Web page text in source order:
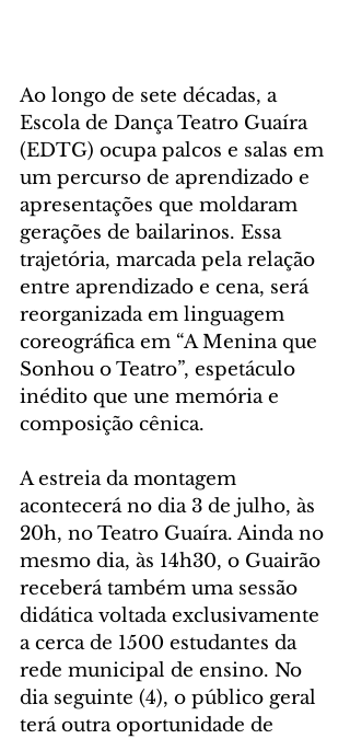
Ao longo de sete décadas, a
Escola de Dança Teatro Guaíra
(EDTG) ocupa palcos e salas em
um percurso de aprendizado e
apresentações que moldaram
gerações de bailarinos. Essa
trajetória, marcada pela relação
entre aprendizado e cena, será
reorganizada em linguagem
coreográfica em “A Menina que
Sonhou o Teatro”, espetáculo
inédito que une memória e
composição cênica.
A estreia da montagem
acontecerá no dia 3 de julho, às
20h, no Teatro Guaíra. Ainda no
mesmo dia, às 14h30, o Guairão
receberá também uma sessão
didática voltada exclusivamente
a cerca de 1500 estudantes da
rede municipal de ensino. No
dia seguinte (4), o público geral
terá outra oportunidade de